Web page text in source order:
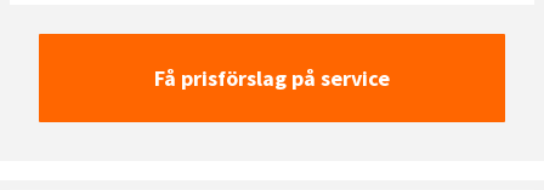
Få prisförslag på service